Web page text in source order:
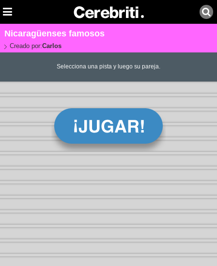
Nicaragüenses famosos
Creado por:Carlos
Selecciona una pista y luego su pareja.